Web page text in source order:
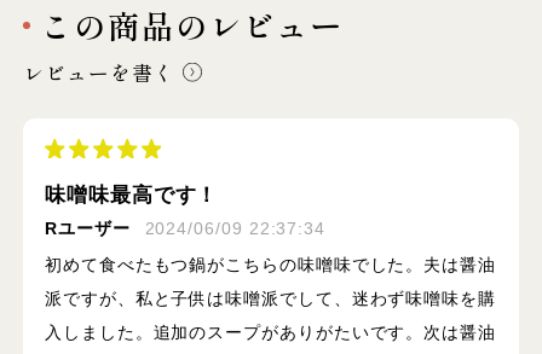
この商品のレビュー
レビューを書く
味噌味最高です！
Rユーザー
2024/06/09 22:37:34
初めて食べたもつ鍋がこちらの味噌味でした。夫は醤油
派ですが、私と子供は味噌派でして、迷わず味噌味を購
入しました。追加のスープがありがたいです。次は醤油